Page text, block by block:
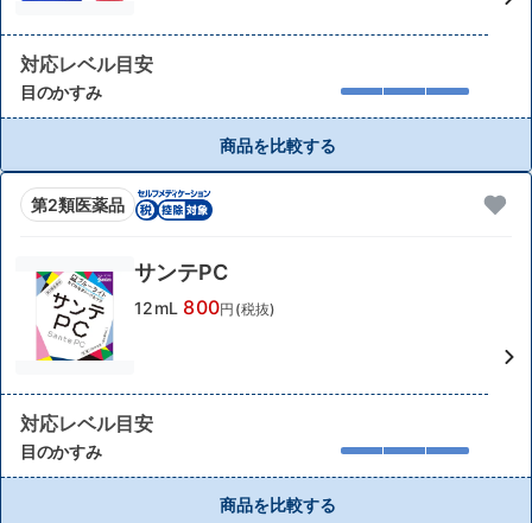
対応レベル目安
目のかすみ
商品を比較する
第2類医薬品
サンテPC
12mL 800円(税抜)
対応レベル目安
目のかすみ
商品を比較する